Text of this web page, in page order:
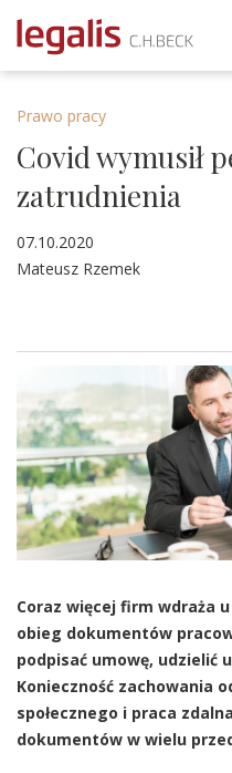
Prawo pracy
Covid wymusił
zatrudnienia
07.10.2020
Mateusz Rzemek
Coraz więcej firm wdraża
obieg dokumentów
podpisać umowę, udzielić
Konieczność zachowania
społecznego i praca
dokumentów w wielu